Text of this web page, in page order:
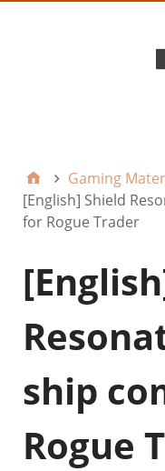
Gaming
[English] Shield
for Rogue Trader
ship
Rogue